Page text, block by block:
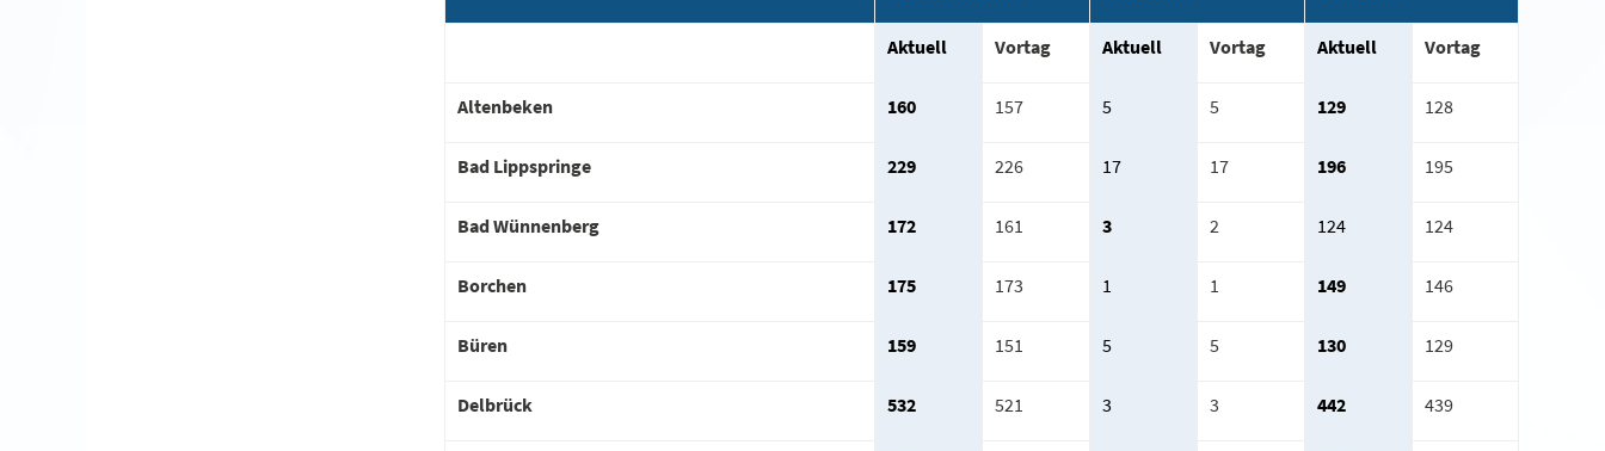
Aktuell Vortag Aktuell Vortag Aktuell Vortag
Altenbeken 160 157 5 5 129 128
Bad Lippspringe 229 226 17 17 196 195
Bad Wünnenberg 172 161 3 2 124 124
Borchen 175 173 1 1 149 146
Büren 159 151 5 5 130 129
Delbrück 532 521 3 3 442 439